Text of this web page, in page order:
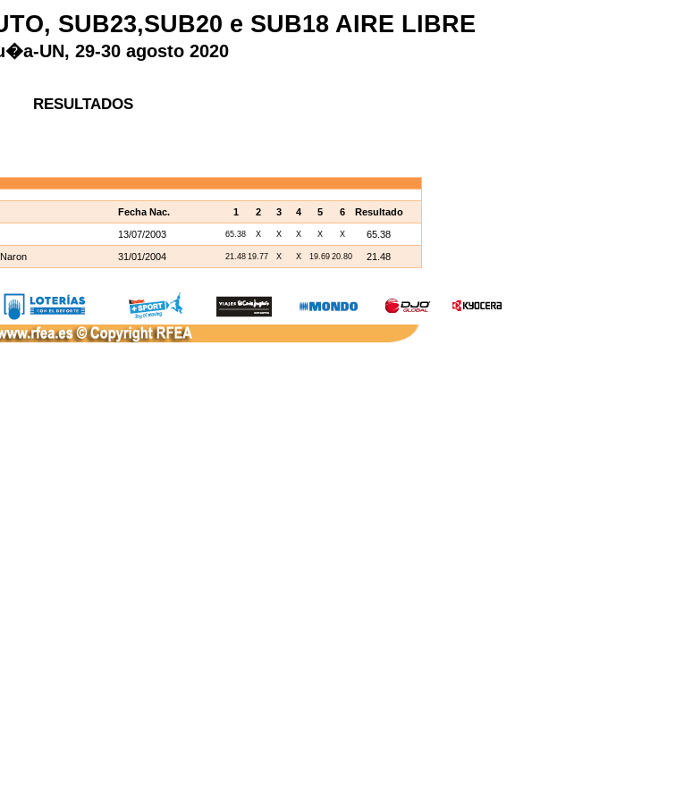
SUB23,SUB20 e SUB18 AIRE LIBRE
UN, 29-30 agosto 2020
RESULTADOS
Fecha Nac. 1 2 3 4 5 6 Resultado
13/07/2003 65.38 X X X X X 65.38
31/01/2004 21.48 19.77 X X 19.69 20.80 21.48